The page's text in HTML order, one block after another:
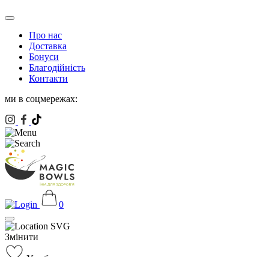
Про нас
Доставка
Бонуси
Благодійність
Контакти
ми в соцмережах:
0
Змінити